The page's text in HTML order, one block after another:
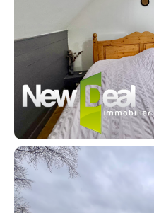
Guides
Contact